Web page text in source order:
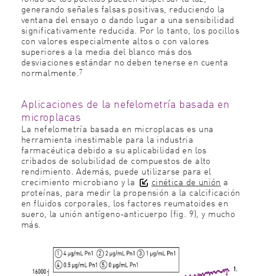
generando señales falsas positivas, reduciendo la
ventana del ensayo o dando lugar a una sensibilidad
significativamente reducida. Por lo tanto, los pocillos
con valores especialmente altos o con valores
superiores a la media del blanco más dos
desviaciones estándar no deben tenerse en cuenta
normalmente.7
Aplicaciones de la nefelometría basada en
microplacas
La nefelometría basada en microplacas es una
herramienta inestimable para la industria
farmacéutica debido a su aplicabilidad en los
cribados de solubilidad de compuestos de alto
rendimiento. Además, puede utilizarse para el
crecimiento microbiano y la cinética de unión a
proteínas, para medir la propensión a la calcificación
en fluidos corporales, los factores reumatoides en
suero, la unión antígeno-anticuerpo (fig. 9), y mucho
más.